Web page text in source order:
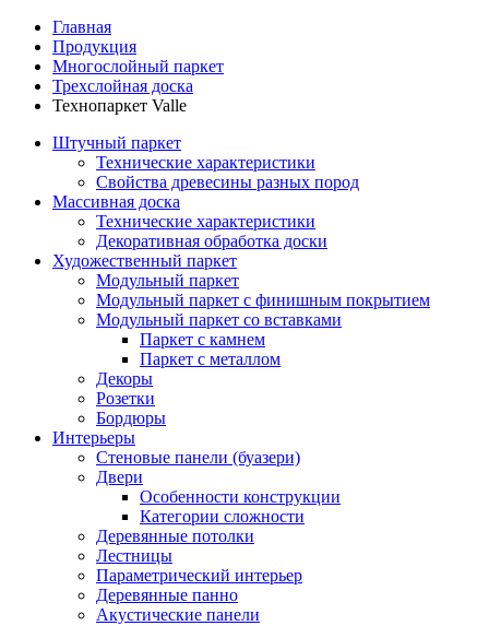
Главная
Продукция
Многослойный паркет
Трехслойная доска
Технопаркет Valle
Штучный паркет
Технические характеристики
Свойства древесины разных пород
Массивная доска
Технические характеристики
Декоративная обработка доски
Художественный паркет
Модульный паркет
Модульный паркет с финишным покрытием
Модульный паркет со вставками
Паркет с камнем
Паркет с металлом
Декоры
Розетки
Бордюры
Интерьеры
Стеновые панели (буазери)
Двери
Особенности конструкции
Категории сложности
Деревянные потолки
Лестницы
Параметрический интерьер
Деревянные панно
Акустические панели